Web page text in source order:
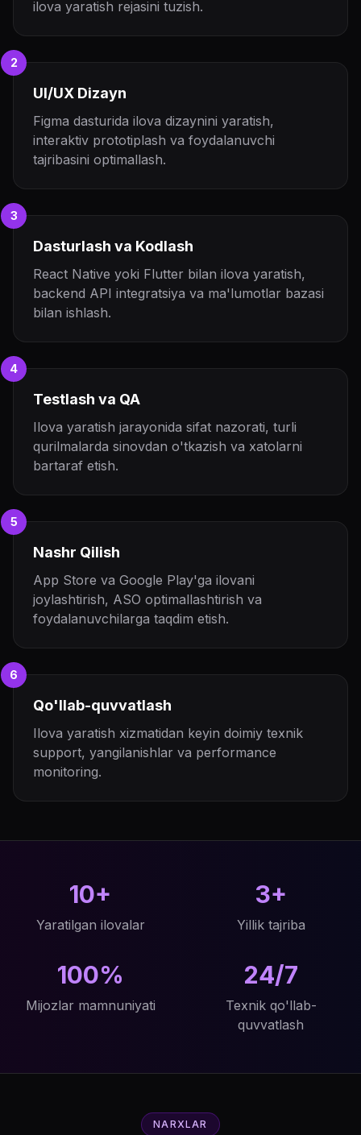
ilova yaratish rejasini tuzish.
2
UI/UX Dizayn
Figma dasturida ilova dizaynini yaratish,
interaktiv prototiplash va foydalanuvchi
tajribasini optimallash.
3
Dasturlash va Kodlash
React Native yoki Flutter bilan ilova yaratish,
backend API integratsiya va ma'lumotlar bazasi
bilan ishlash.
4
Testlash va QA
Ilova yaratish jarayonida sifat nazorati, turli
qurilmalarda sinovdan o'tkazish va xatolarni
bartaraf etish.
5
Nashr Qilish
App Store va Google Play'ga ilovani
joylashtirish, ASO optimallashtirish va
foydalanuvchilarga taqdim etish.
6
Qo'llab-quvvatlash
Ilova yaratish xizmatidan keyin doimiy texnik
support, yangilanishlar va performance
monitoring.
10+
Yaratilgan ilovalar
3+
Yillik tajriba
100%
Mijozlar mamnuniyati
24/7
Texnik qo'llab-
quvvatlash
NARXLAR